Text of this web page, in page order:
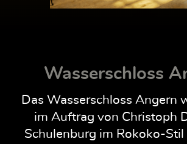
Wasserschloss
Das Wasserschloss Angern
im Auftrag von Christoph
Schulenburg im Rokoko-Stil